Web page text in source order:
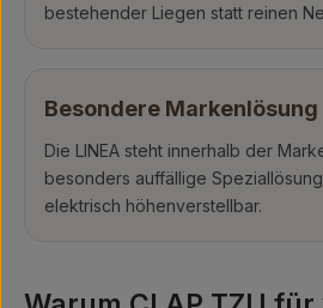
bestehender Liegen statt reinen
Besondere Markenlösung
Die LINEA steht innerhalb der
besonders auffällige
elektrisch höhenverstellbar.